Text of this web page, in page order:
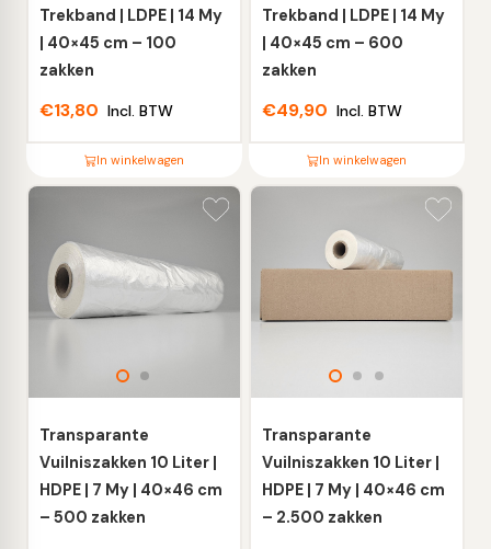
de
productpagina
de
productpagina
Trekband | LDPE | 14 My
| 40×45 cm – 100
zakken
€13,80 Incl. BTW
In winkelwagen
Dit
heeft
meerdere
variaties.
Deze
worden
op
de
productpagina
Trekband | LDPE | 14 My
| 40×45 cm – 600
zakken
€49,90 Incl. BTW
In winkelwagen
Dit
meerdere
variaties.
Deze
worden
op
de
productpagina
Transparante
Vuilniszakken 10 Liter |
HDPE | 7 My | 40×46 cm
– 500 zakken
Transparante
Vuilniszakken 10 Liter |
HDPE | 7 My | 40×46 cm
– 2.500 zakken